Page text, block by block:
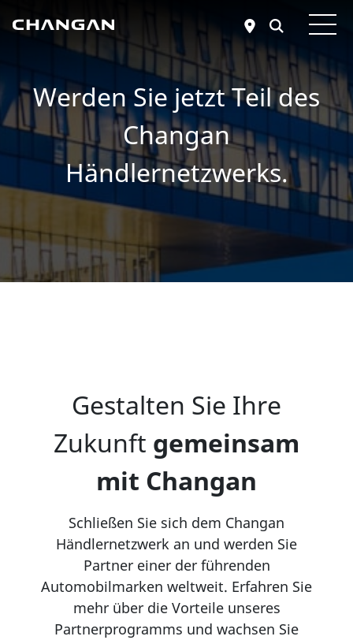
Werden Sie jetzt Teil des
Changan
Händlernetzwerks.
Gestalten Sie Ihre
Zukunft gemeinsam
mit Changan
Schließen Sie sich dem Changan
Händlernetzwerk an und werden Sie
Partner einer der führenden
Automobilmarken weltweit. Erfahren Sie
mehr über die Vorteile unseres
Partnerprogramms und wachsen Sie